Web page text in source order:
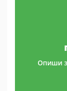
Опиши